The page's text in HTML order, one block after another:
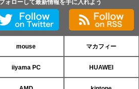
ォローして最新情報を手に入れよう
mouse マカフィー
iiyama PC HUAWEI